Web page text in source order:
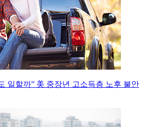
일할까” 美 중장년 고소득층 노후 불안